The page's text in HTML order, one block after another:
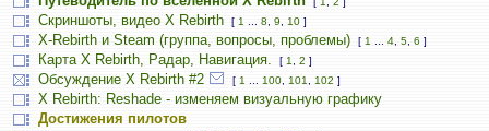
Скриншоты, видео X Rebirth [ 1 8 9 10 ]
X-Rebirth и Steam (группа, вопросы, проблемы) [ 1 4 5 6 ]
Карта X Rebirth, Радар, Навигация. [ 1 2 ]
Обсуждение X Rebirth #2 [ 1 100 101 102 ]
X Rebirth: Reshade - изменяем визуальную графику
Достижения пилотов